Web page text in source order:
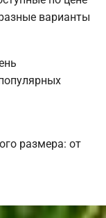
варианты
размера: от